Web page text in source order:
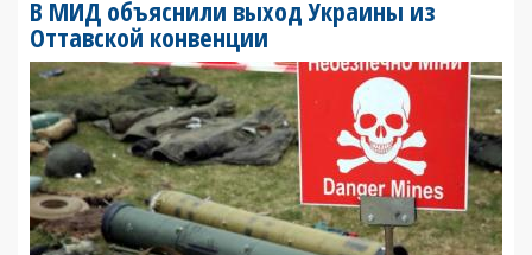
В МИД объяснили выход Украины из
Оттавской конвенции